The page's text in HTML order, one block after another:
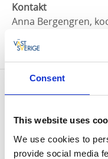
Consent
This website uses
We use cookies to
provide social media
Kontakt
Anna Bergengren,
073-910 98 51
Grästorp
E-post: Skicka E-post
Hemsida: